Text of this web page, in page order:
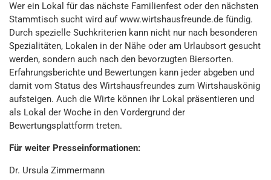
Wer ein Lokal für das nächste Familienfest oder den nächsten
Stammtisch sucht wird auf www.wirtshausfreunde.de fündig.
Durch spezielle Suchkriterien kann nicht nur nach besonderen
Spezialitäten, Lokalen in der Nähe oder am Urlaubsort gesucht
werden, sondern auch nach den bevorzugten Biersorten.
Erfahrungsberichte und Bewertungen kann jeder abgeben und
damit vom Status des Wirtshausfreundes zum Wirtshauskönig
aufsteigen. Auch die Wirte können ihr Lokal präsentieren und
als Lokal der Woche in den Vordergrund der
Bewertungsplattform treten.
Für weiter Presseinformationen:
Dr. Ursula Zimmermann